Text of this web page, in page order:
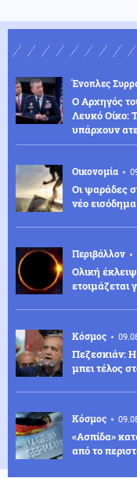
Ένοπλες
Ο Αρχηγός
Λευκό Οίκο:
υπάρχουν
Οικονομία
Οι ψαράδες
νέο εισόδημα
Περιβάλλον
Ολική
ετοιμάζεται
Κόσμος
Πεζεσκιάν:
μπει τέλος
Κόσμος
«Ασπίδα»
από το